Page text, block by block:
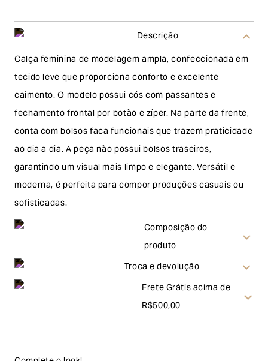
Descrição
Calça feminina de modelagem ampla, confeccionada em
tecido leve que proporciona conforto e excelente
caimento. O modelo possui cós com passantes e
fechamento frontal por botão e zíper. Na parte da frente,
conta com bolsos faca funcionais que trazem praticidade
ao dia a dia. A peça não possui bolsos traseiros,
garantindo um visual mais limpo e elegante. Versátil e
moderna, é perfeita para compor produções casuais ou
sofisticadas.
Composição do
produto
Troca e devolução
Frete Grátis acima de
R$500,00